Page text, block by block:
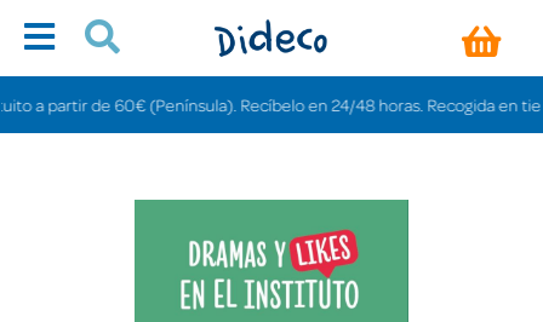
partir de 60€ (Península). Recíbelo en 24/48 horas. Recogida en